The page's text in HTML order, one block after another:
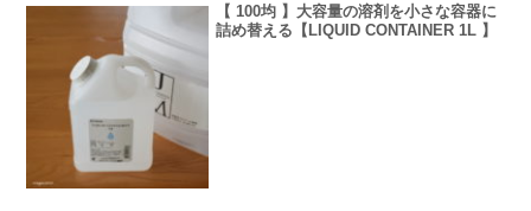
【 100均 】大容量の溶剤を小さな容器に
詰め替える【LIQUID CONTAINER 1L 】